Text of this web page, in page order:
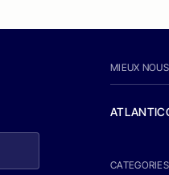
MIEUX
CATEGORIES